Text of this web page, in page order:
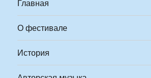
Главная
О фестивале
История